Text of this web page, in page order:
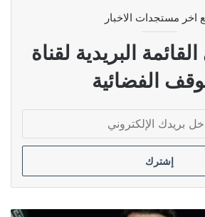
اخر مستجدات الاخبار
البريدية لقناة
الفضائية